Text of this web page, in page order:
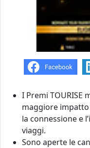
I Premi TOURISE
maggiore
la connessione e
viaggi.
Sono aperte le